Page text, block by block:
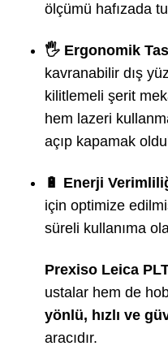
ölçümü hafızada
🖐️ Ergonomik
kavranabilir dış
kilitlemeli şerit
hem lazeri
açıp kapamak
🔋 Enerji
için optimize
süreli kullanıma
Prexiso Leica
ustalar hem de
yönlü, hızlı ve
aracıdır.